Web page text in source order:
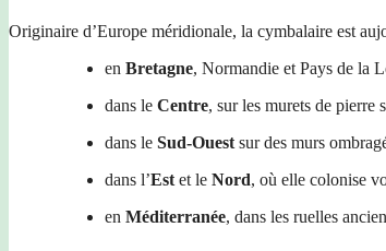
Originaire d’Europe méridionale, la cymbalaire est
en Bretagne, Normandie et Pays de la
dans le Centre, sur les murets de pierre
dans le Sud-Ouest sur des murs
dans l’Est et le Nord, où elle colonise
en Méditerranée, dans les ruelles